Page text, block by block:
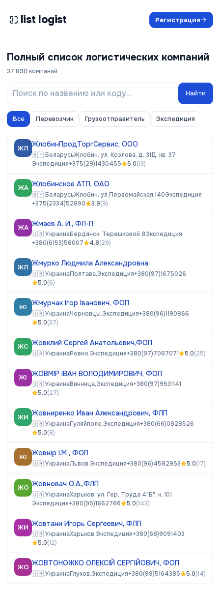
list logist Регистрация
Полный список логистических компаний
37 890 компаний
Найти
Все Перевозчик Грузоотправитель Экспедиция
ЖЛ ЖлобинПродТоргСервис, ООО
🇧🇾БеларусьЖлобин, ул. Козлова, д. 31Д. кв. 37
Экспедиция+375(29)1430455 5.0(13)
ЖА Жлобинское АТП, ОАО
🇧🇾БеларусьЖлобин, ул.Первомайская,140Экспедиция
+375(2334)52890
3.9(9)
ЖА Жмаев А. И., ФЛ-П
🇺🇦УкраинаБердянск, Терешковой 8Экспедиция
+380(6153)58007
4.8(29)
ЖЛ Жмурко Людмила Александровна
🇺🇦УкраинаПолтава,Экспедиция+380(97)1675026
5.0(6)
ЖІ Жмурчак Ігор Іванович, ФОП
🇺🇦УкраинаЧерновцы,Экспедиция+380(96)1190866
5.0(37)
ЖС Жовклий Сергей Анатольевич,ФОП
🇺🇦УкраинаРовно,Экспедиция+380(97)7087071 5.0(25)
ЖІ ЖОВМІР ІВАН ВОЛОДИМИРОВИЧ, ФОП
🇺🇦УкраинаВинница,Экспедиция+380(97)9531141
5.0(27)
ЖИ Жовниренко Иван Александрович, ФЛП
🇺🇦УкраинаГуляйполе,Экспедиция+380(66)0828526
5.0(8)
ЖІ Жовнір І.М , ФОП
🇺🇦УкраинаЛьвов,Экспедиция+380(96)4582953 5.0(17)
ЖО Жовновач О.А.,ФЛП
🇺🇦УкраинаХарьков, ул. Гер. Труда 4"Б", к. 101
Экспедиция+380(95)1662766 5.0(143)
ЖИ Жовтани Игорь Сергеевич, ФЛП
🇺🇦УкраинаХарьков,Экспедиция+380(68)9091403
5.0(12)
ЖО ЖОВТОНОЖКО ОЛЕКСІЙ СЕРГІЙОВИЧ, ФОП
🇺🇦УкраинаГлухов,Экспедиция+380(99)5164385 5.0(14)